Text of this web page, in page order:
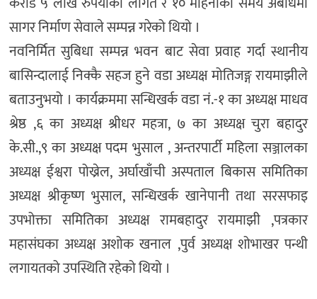
सागर निर्माण सेवाले सम्पन्न गरेको थियो ।
नवनिर्मित सुबिधा सम्पन्न भवन बाट सेवा प्रवाह गर्दा स्थानीय
बासिन्दालाई निक्कै सहज हुने वडा अध्यक्ष मोतिजङ्ग रायमाझीले
बताउनुभयो । कार्यक्रममा सन्धिखर्क वडा नं.-१ का अध्यक्ष माधव
श्रेष्ठ ,६ का अध्यक्ष श्रीधर महत्रा, ७ का अध्यक्ष चुरा बहादुर
के.सी.,९ का अध्यक्ष पदम भुसाल , अन्तरपार्टी महिला सञ्जालका
अध्यक्ष ईश्वरा पोख्रेल, अर्घाखाँची अस्पताल बिकास समितिका
अध्यक्ष श्रीकृष्ण भुसाल, सन्धिखर्क खानेपानी तथा सरसफाइ
उपभोक्ता समितिका अध्यक्ष रामबहादुर रायमाझी ,पत्रकार
महासंघका अध्यक्ष अशोक खनाल ,पुर्व अध्यक्ष शोभाखर पन्थी
लगायतको उपस्थिति रहेको थियो ।